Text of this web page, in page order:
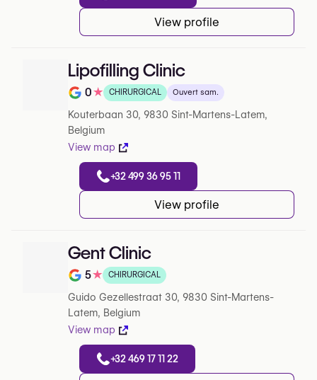
View profile
Lipofilling Clinic
Note de 0 sur 5 sur Google
0★ CHIRURGICAL Ouvert sam.
Kouterbaan 30, 9830 Sint-Martens-Latem,
Belgium
View map
+32 499 36 95 11
View profile
Gent Clinic
Note de 5 sur 5 sur Google
5★ CHIRURGICAL
Guido Gezellestraat 30, 9830 Sint-Martens-
Latem, Belgium
View map
+32 469 17 11 22